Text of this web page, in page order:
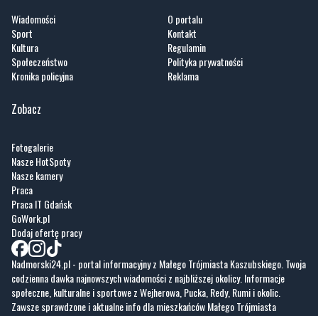
Kronika policyjna
Reklama
Zobacz
Nasze HotSpoty
Praca IT Gdańsk
GoWork.pl
Dodaj ofertę pracy
Nadmorski24.pl - portal informacyjny z Małego Trójmiasta Kaszubskiego. Twoja
codzienna dawka najnowszych wiadomości z najbliższej okolicy. Informacje
społeczne, kulturalne i sportowe z Wejherowa, Pucka, Redy, Rumi i okolic.
Zawsze sprawdzone i aktualne info dla mieszkańców Małego Trójmiasta
Kaszubskiego.